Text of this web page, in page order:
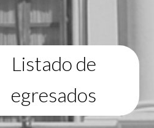
Listado de
egresados